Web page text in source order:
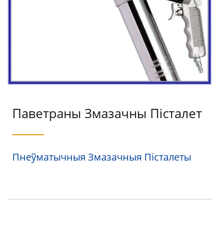
Паветраны Змазачны Пісталет
Пнеўматычныя Змазачныя Пісталеты